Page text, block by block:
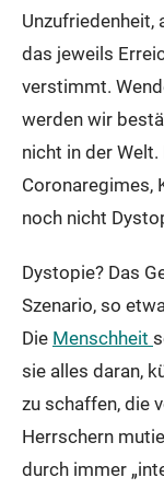
das jeweils
verstimmt.
werden wir
nicht in der
Coronaregimes,
noch nicht
Dystopie? Das
Szenario, so
Die Menschheit
sie alles daran,
zu schaffen, die
Herrschern
durch immer